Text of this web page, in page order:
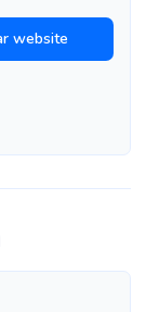
website